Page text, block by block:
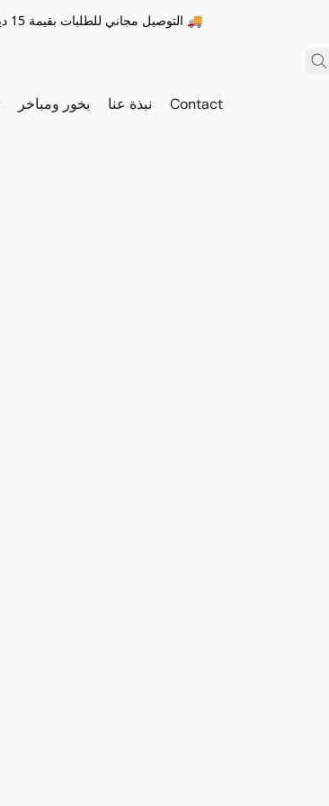
التوصيل مجاني للطلبات بقيمة 15 دينار فما فوق 🚚
بخور ومباخر نبذة عنا Contact